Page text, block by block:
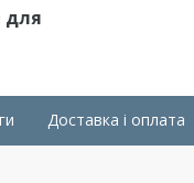
для
Доставка і оплата